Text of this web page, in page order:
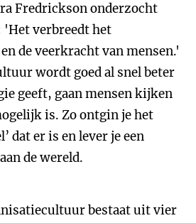
Fredrickson onderzocht
verbreedt het
de veerkracht van mensen.'
wordt goed al snel beter
geeft, gaan mensen kijken
is. Zo ontgin je het
dat er is en lever je een
de wereld.
bestaat uit vier